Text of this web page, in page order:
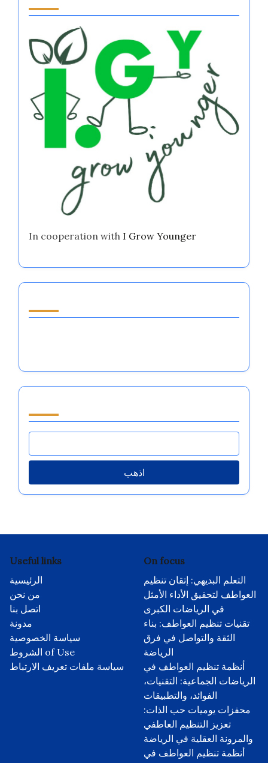
In cooperation with I Grow Younger
اذهب
Useful links
الرئيسية
من نحن
اتصل بنا
مدونة
سياسة الخصوصية
الشروط of Use
سياسة ملفات تعريف الارتباط
On focus
التعلم البديهي: إتقان تنظيم
العواطف لتحقيق الأداء الأمثل
في الرياضات الكبرى
تقنيات تنظيم العواطف: بناء
الثقة والتواصل في فرق
الرياضة
أنظمة تنظيم العواطف في
الرياضات الجماعية: التقنيات،
الفوائد، والتطبيقات
محفزات يوميات حب الذات:
تعزيز التنظيم العاطفي
والمرونة العقلية في الرياضة
أنظمة تنظيم العواطف في